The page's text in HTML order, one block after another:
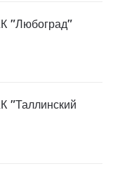
"Любоград"
"Таллинский